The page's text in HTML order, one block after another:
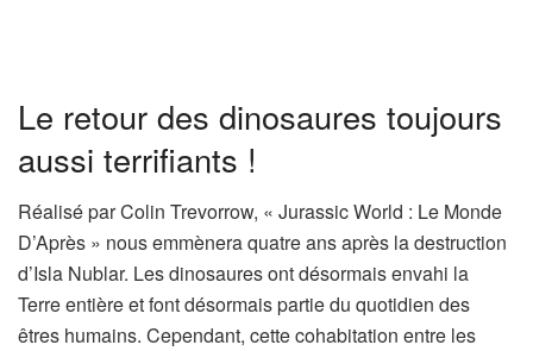
Le retour des dinosaures toujours
aussi terrifiants !
Réalisé par Colin Trevorrow, « Jurassic World : Le Monde
D’Après » nous emmènera quatre ans après la destruction
d’Isla Nublar. Les dinosaures ont désormais envahi la
Terre entière et font désormais partie du quotidien des
êtres humains. Cependant, cette cohabitation entre les